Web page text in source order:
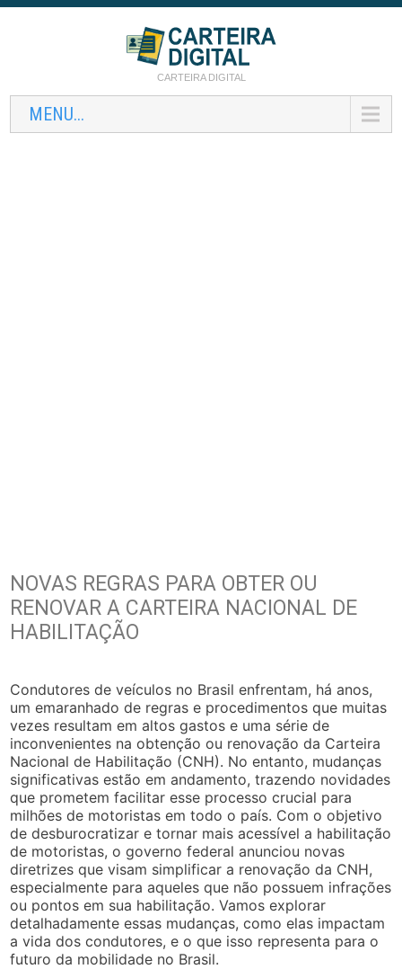
CARTEIRA DIGITAL
MENU...
NOVAS REGRAS PARA OBTER OU
RENOVAR A CARTEIRA NACIONAL DE
HABILITAÇÃO
Condutores de veículos no Brasil enfrentam, há anos,
um emaranhado de regras e procedimentos que muitas
vezes resultam em altos gastos e uma série de
inconvenientes na obtenção ou renovação da Carteira
Nacional de Habilitação (CNH). No entanto, mudanças
significativas estão em andamento, trazendo novidades
que prometem facilitar esse processo crucial para
milhões de motoristas em todo o país. Com o objetivo
de desburocratizar e tornar mais acessível a habilitação
de motoristas, o governo federal anunciou novas
diretrizes que visam simplificar a renovação da CNH,
especialmente para aqueles que não possuem infrações
ou pontos em sua habilitação. Vamos explorar
detalhadamente essas mudanças, como elas impactam
a vida dos condutores, e o que isso representa para o
futuro da mobilidade no Brasil.